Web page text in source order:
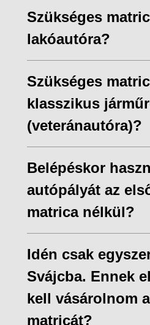
Szükséges
lakóautóra?
Szükséges
klasszikus
(veteránautóra)?
Belépéskor
autópályát az
matrica nélkül?
Idén csak
Svájcba. Ennek
kell vásárolnom
matricát?